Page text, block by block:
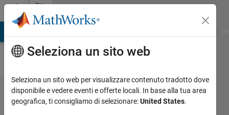
Vai al contenuto
File
Exchange
Bisection
method
Seleziona un sito web
Seleziona un sito web per visualizzare contenuto tradotto dove
disponibile e vedere eventi e offerte locali. In base alla tua area
geografica, ti consigliamo di selezionare:United States.